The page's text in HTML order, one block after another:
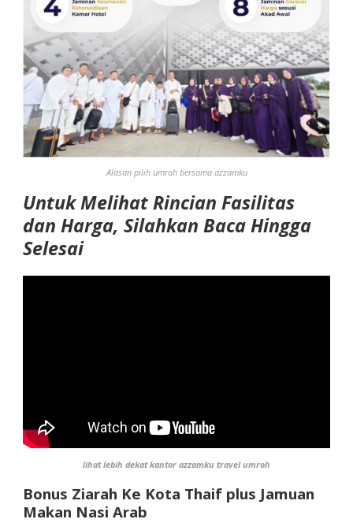
Alasan pilih umroh bersama azzamku
Untuk Melihat Rincian Fasilitas
dan Harga, Silahkan Baca Hingga
Selesai
lihat lebih dekat kantor azzamku travel umroh
Bonus Ziarah Ke Kota Thaif plus Jamuan
Makan Nasi Arab